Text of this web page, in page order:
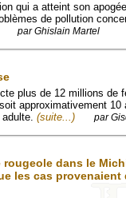
qui a atteint son
de pollution
par Ghislain Martel
plus de 12 millions de
approximativement 10
(suite...) par
rougeole dans le
les cas provenaient